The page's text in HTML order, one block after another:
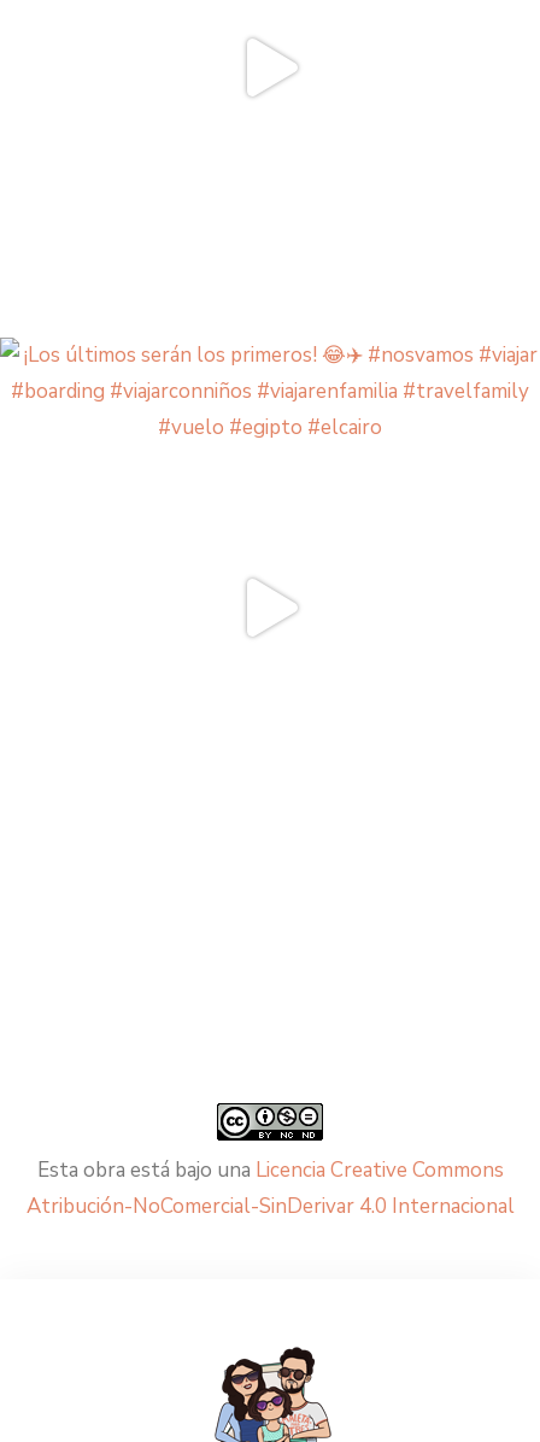
Esta obra está bajo una Licencia Creative Commons
Atribución-NoComercial-SinDerivar 4.0 Internacional